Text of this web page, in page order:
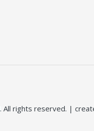
. All rights reserved. |